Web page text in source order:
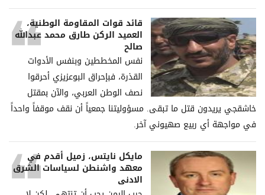
قائد قوات المقاومة الوطنية،
العميد الركن طارق محمد عبدالله
صالح
نفس المخططين وبنفس الأدوات
القذرة، فبإحراق البوعزيزي أحرقوا
نصف الوطن العربي، والآن بمقتل
خاشقجي يريدون قتل ما تبقى. مسؤوليتنا جمعياً أن نقف موقفاً واحداً
في مواجهة أي ربيع صهيوني آخر.
مايكل نايتس، زميل أقدم في
معهد واشنطن لسياسات الشرق
الادنى